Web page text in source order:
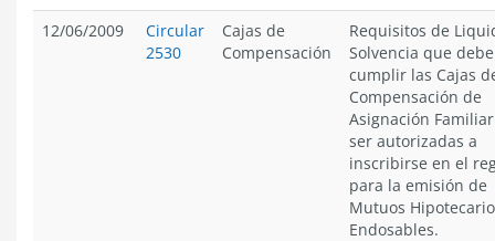
12/06/2009
Circular
2530
Cajas de
Compensación
Requisitos de
Solvencia que
cumplir las Cajas
Compensación de
Asignación
ser autorizadas a
inscribirse en el
para la emisión de
Mutuos
Endosables.